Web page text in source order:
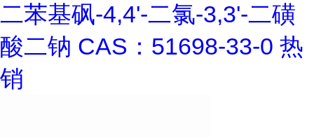
二苯基砜-4,4'-二氯-3,3'-二磺
酸二钠 CAS：51698-33-0 热
销